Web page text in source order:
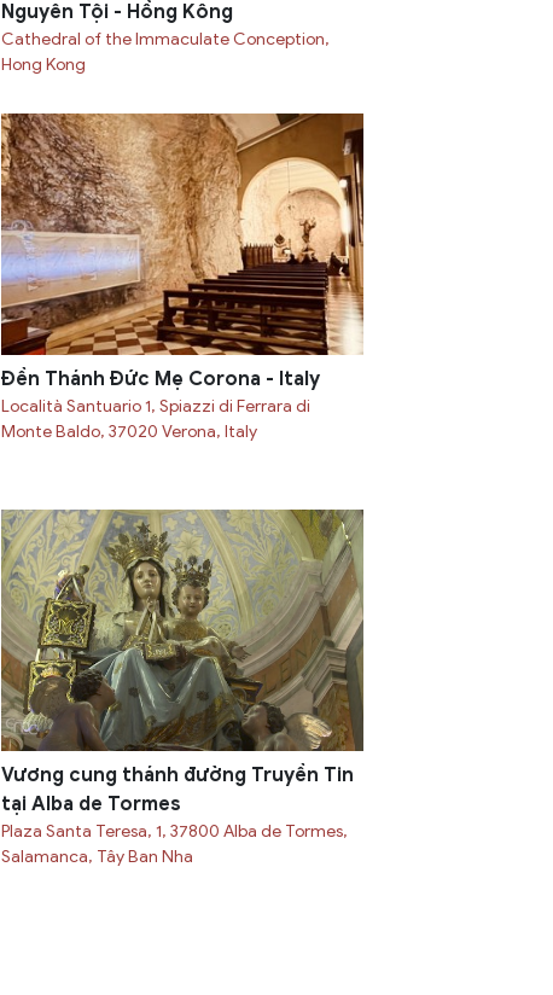
Nguyên Tội - Hồng Kông
Cathedral of the Immaculate Conception,
Hong Kong
Đền Thánh Đức Mẹ Corona - Italy
Località Santuario 1, Spiazzi di Ferrara di
Monte Baldo, 37020 Verona, Italy
Vương cung thánh đường Truyền Tin
tại Alba de Tormes
Plaza Santa Teresa, 1, 37800 Alba de Tormes,
Salamanca, Tây Ban Nha